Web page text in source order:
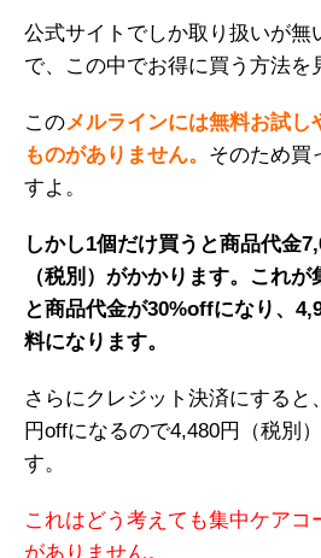
公式サイトでしか取り扱いが無
で、この中でお得に買う方法を
このメルラインには無料お試し
ものがありません。 そのため買
すよ。
しかし1個だけ買うと商品代金
（税別）がかかります。これ
と商品代金が30%offになり、
料になります。
さらにクレジット決済にすると
円offになるので4,480円（税別
す。
これはどう考えても集中ケアコ
がありません。